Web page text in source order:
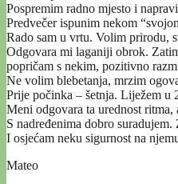
Pospremim radno mjesto i
Predvečer ispunim nekom
Rado sam u vrtu. Volim prirodu,
Odgovara mi laganiji obrok.
popričam s nekim, pozitivno
Ne volim blebetanja, mrzim
Prije počinka – šetnja. Liježem u
Meni odgovara ta urednost
S nadređenima dobro suradujem.
I osjećam neku sigurnost na
Mateo